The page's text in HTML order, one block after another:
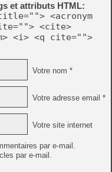
et attributs HTML:
<acronym
<cite>
<i> <q cite="">
Votre nom *
Votre adresse email *
Votre site internet
par e-mail.
par e-mail.